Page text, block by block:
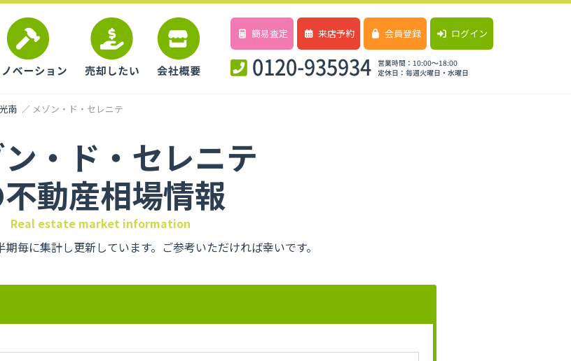
簡易査定 来店予約 会員登録 ログイン
光南 メゾン・ド・セレニテ
・ド・セレニテ
動産相場情報
Real estate market information
毎に集計し更新しています。ご参考いただければ幸いです。